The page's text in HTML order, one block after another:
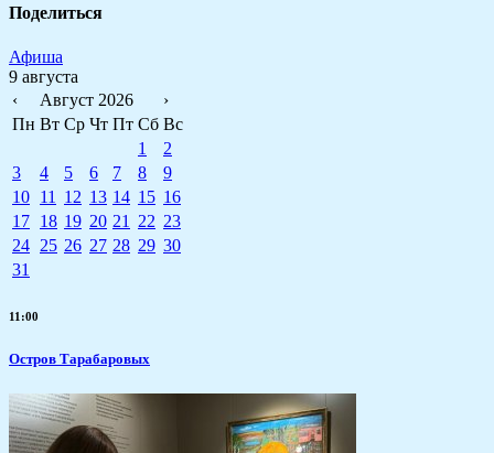
Поделиться
Афиша
9 августа
‹
Август 2026
›
Пн Вт Ср Чт Пт Сб Вс
1
2
3
4 5 6 7 8
9
10 11 12 13 14 15 16
17 18 19 20 21 22 23
24 25 26 27 28 29 30
31
11:00
Остров Тарабаровых